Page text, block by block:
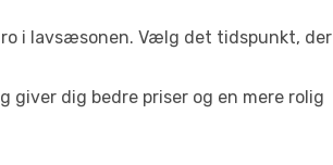
i lavsæsonen. Vælg det tidspunkt, der
dig bedre priser og en mere rolig